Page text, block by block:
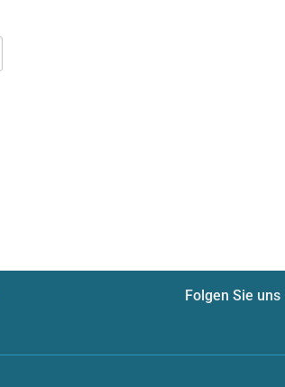
Folgen Sie uns